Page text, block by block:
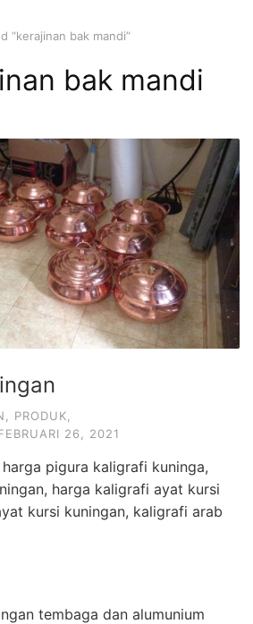
“kerajinan bak mandi”
bak mandi
PRODUK
26, 2021
pigura kaligrafi kuninga,
harga kaligrafi ayat kursi
kursi kuningan, kaligrafi arab
tembaga dan alumunium